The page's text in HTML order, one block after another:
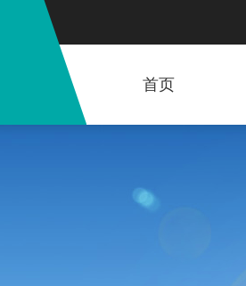
首页